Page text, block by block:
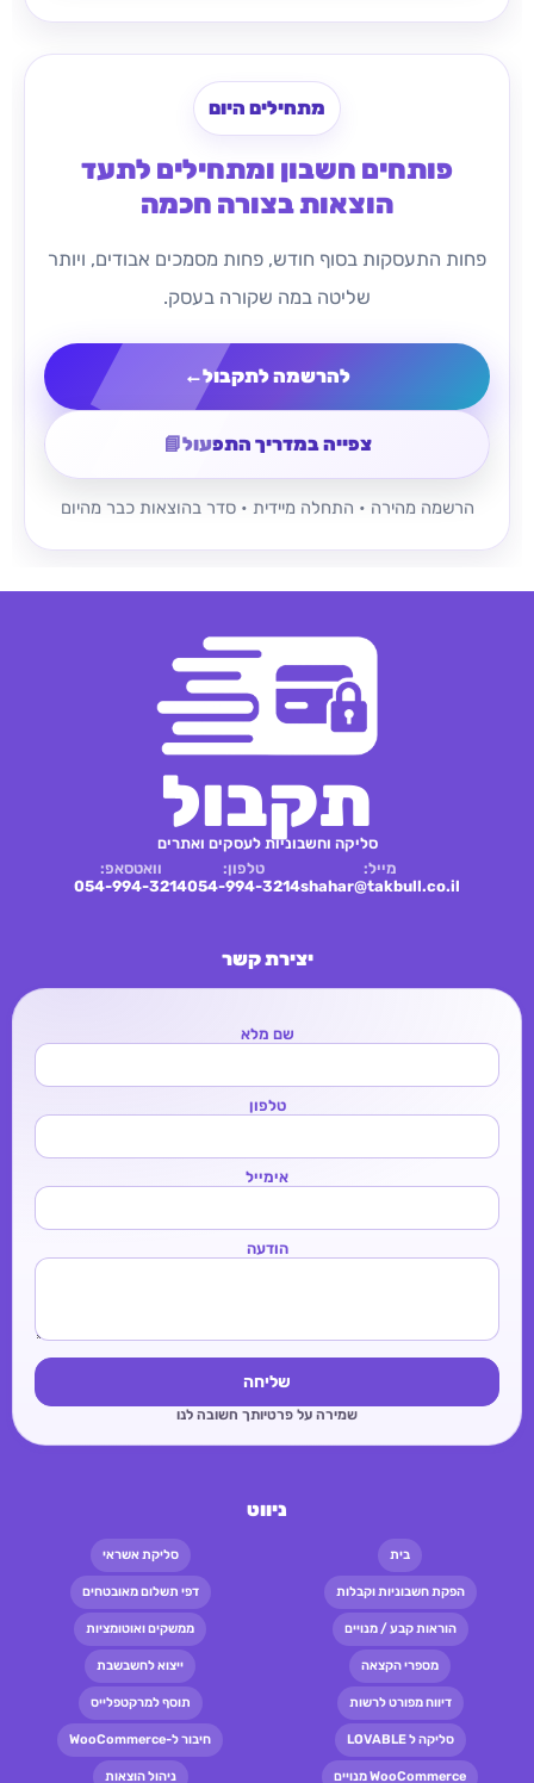
מתחילים היום
פותחים חשבון ומתחילים לתעד
הוצאות בצורה חכמה
פחות התעסקות בסוף חודש, פחות מסמכים אבודים, ויותר
שליטה במה שקורה בעסק.
להרשמה לתקבול←
צפייה במדריך התפעול📘
הרשמה מהירה • התחלה מיידית • סדר בהוצאות כבר מהיום
תקבול
סליקה וחשבוניות לעסקים ואתרים
מייל:
shahar@takbull.co.il
טלפון:
054-994-3214
וואטסאפ:
054-994-3214
יצירת קשר
שם מלא
טלפון
אימייל
הודעה
שליחה
שמירה על פרטיותך חשובה לנו
ניווט
בית סליקת אשראי
הפקת חשבוניות וקבלות דפי תשלום מאובטחים
הוראות קבע / מנויים ממשקים ואוטומציות
מספרי הקצאה ייצוא לחשבשבת
דיווח מפורט לרשות תוסף למרקטפלייס
סליקה ל LOVABLE חיבור ל-WooCommerce
WooCommerce מנויים ניהול הוצאות